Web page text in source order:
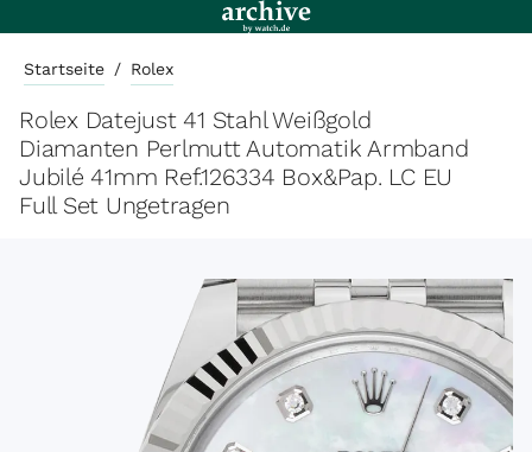
Startseite / Rolex
Rolex Datejust 41 Stahl Weißgold
Diamanten Perlmutt Automatik Armband
Jubilé 41mm Ref.126334 Box&Pap. LC EU
Full Set Ungetragen